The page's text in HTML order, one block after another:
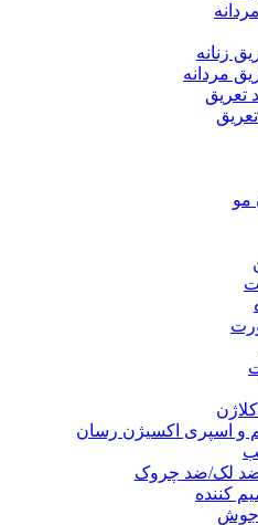
زنانه
مردانه
تعریق
مو
و اسپری اکسیژن رسان
ضد لک/ضد چروک
کننده
جوش